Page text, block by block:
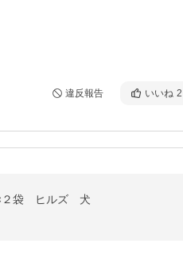
違反報告 いいね 2
２袋 ヒルズ 犬